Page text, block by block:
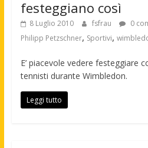
festeggiano così
8 Luglio 2010 fsfrau 0
Philipp Petzschner, Sportivi,
E’ piacevole vedere festeggiare
tennisti durante Wimbledon.
Leggi tutto